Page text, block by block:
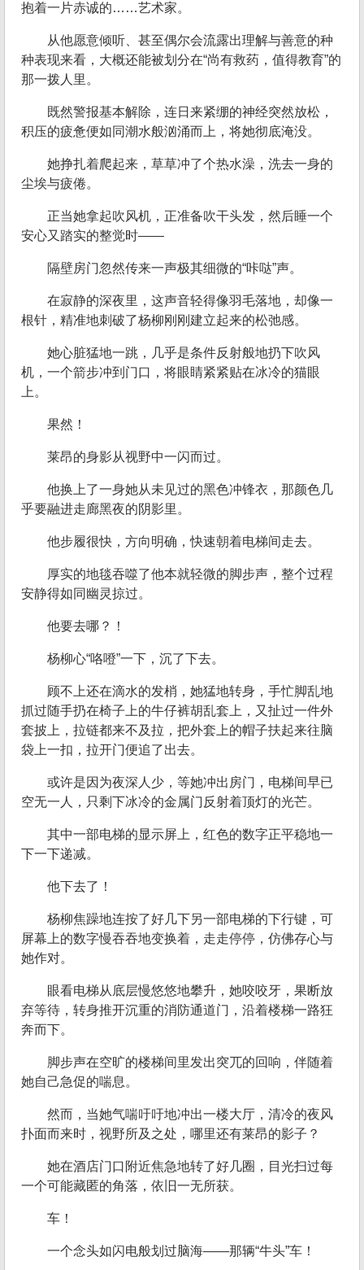
抱着一片赤诚的……艺术家。
从他愿意倾听、甚至偶尔会流露出理解与善意的种
种表现来看，大概还能被划分在“尚有救药，值得教育”的
那一拨人里。
既然警报基本解除，连日来紧绷的神经突然放松，
积压的疲惫便如同潮水般汹涌而上，将她彻底淹没。
她挣扎着爬起来，草草冲了个热水澡，洗去一身的
尘埃与疲倦。
正当她拿起吹风机，正准备吹干头发，然后睡一个
安心又踏实的整觉时——
隔壁房门忽然传来一声极其细微的“咔哒”声。
在寂静的深夜里，这声音轻得像羽毛落地，却像一
根针，精准地刺破了杨柳刚刚建立起来的松弛感。
她心脏猛地一跳，几乎是条件反射般地扔下吹风
机，一个箭步冲到门口，将眼睛紧紧贴在冰冷的猫眼
上。
果然！
莱昂的身影从视野中一闪而过。
他换上了一身她从未见过的黑色冲锋衣，那颜色几
乎要融进走廊黑夜的阴影里。
他步履很快，方向明确，快速朝着电梯间走去。
厚实的地毯吞噬了他本就轻微的脚步声，整个过程
安静得如同幽灵掠过。
他要去哪？！
杨柳心“咯噔”一下，沉了下去。
顾不上还在滴水的发梢，她猛地转身，手忙脚乱地
抓过随手扔在椅子上的牛仔裤胡乱套上，又扯过一件外
套披上，拉链都来不及拉，把外套上的帽子扶起来往脑
袋上一扣，拉开门便追了出去。
或许是因为夜深人少，等她冲出房门，电梯间早已
空无一人，只剩下冰冷的金属门反射着顶灯的光芒。
其中一部电梯的显示屏上，红色的数字正平稳地一
下一下递减。
他下去了！
杨柳焦躁地连按了好几下另一部电梯的下行键，可
屏幕上的数字慢吞吞地变换着，走走停停，仿佛存心与
她作对。
眼看电梯从底层慢悠悠地攀升，她咬咬牙，果断放
弃等待，转身推开沉重的消防通道门，沿着楼梯一路狂
奔而下。
脚步声在空旷的楼梯间里发出突兀的回响，伴随着
她自己急促的喘息。
然而，当她气喘吁吁地冲出一楼大厅，清冷的夜风
扑面而来时，视野所及之处，哪里还有莱昂的影子？
她在酒店门口附近焦急地转了好几圈，目光扫过每
一个可能藏匿的角落，依旧一无所获。
车！
一个念头如闪电般划过脑海——那辆“牛头”车！